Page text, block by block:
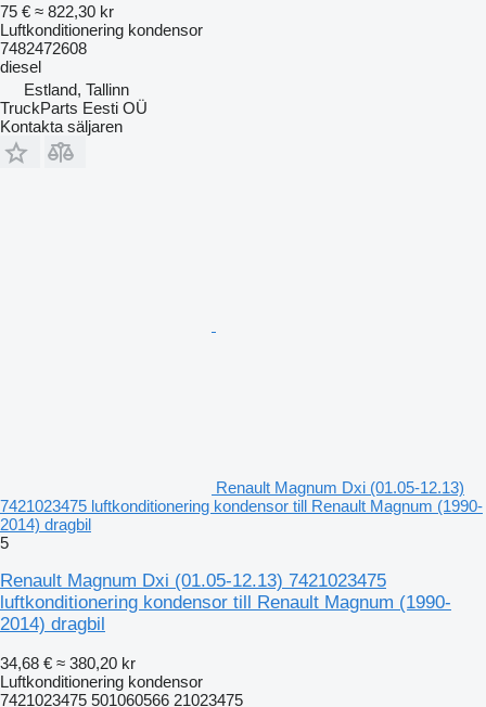
75 € ≈ 822,30 kr
Luftkonditionering kondensor
7482472608
diesel
Estland, Tallinn
TruckParts Eesti OÜ
Kontakta säljaren
Renault Magnum Dxi (01.05-12.13)
7421023475 luftkonditionering kondensor till Renault Magnum (1990-
2014) dragbil
5
Renault Magnum Dxi (01.05-12.13) 7421023475
luftkonditionering kondensor till Renault Magnum (1990-
2014) dragbil
34,68 € ≈ 380,20 kr
Luftkonditionering kondensor
7421023475 501060566 21023475